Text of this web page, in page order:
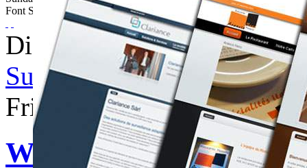
Font Size
Displaying items by tag:
Subscribe to this RSS feed
Friday, 04 October 2013
WebBuzz du 04/10/